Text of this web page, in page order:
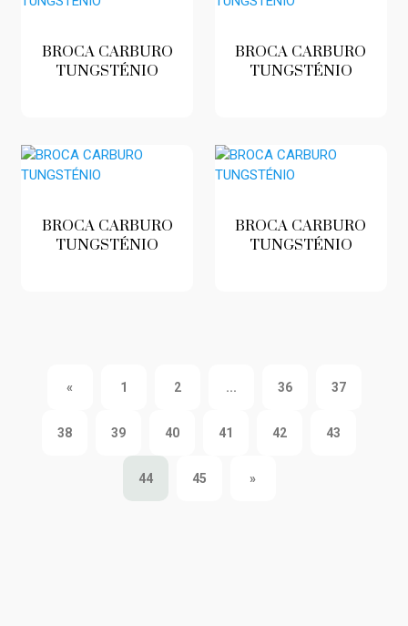
BROCA CARBURO
TUNGSTÉNIO
BROCA CARBURO
TUNGSTÉNIO
BROCA CARBURO
TUNGSTÉNIO
BROCA CARBURO
TUNGSTÉNIO
«
Anterior
1 2 ... 36 37
38 39 40 41 42 43
44 45 »Próximo